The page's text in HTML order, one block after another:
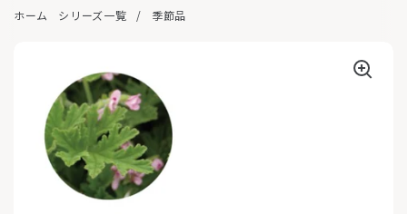
ホーム シリーズ一覧 / 季節品